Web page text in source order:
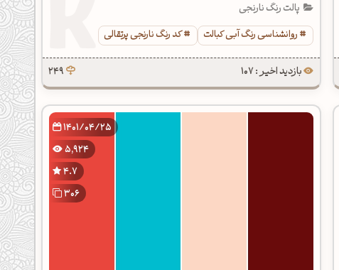
پالت رنگ نارنجی
روانشناسی رنگ آبی کبالت
کد رنگ نارنجی پرتقالی
بازدید اخیر : 107 249
1401/04/25
5,924
4.7
306